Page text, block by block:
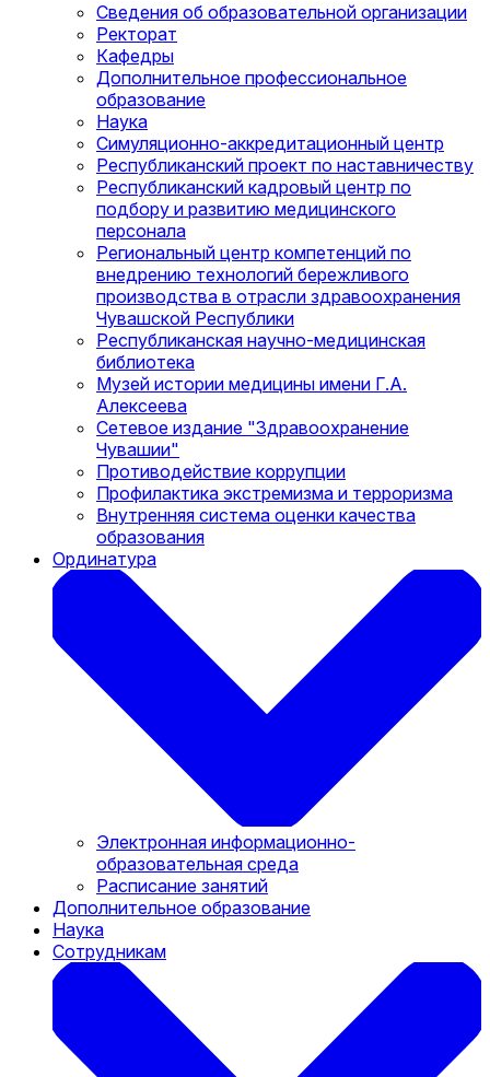
Сведения об образовательной организации
Ректорат
Кафедры
Дополнительное профессиональное
образование
Наука
Симуляционно-аккредитационный центр
Республиканский проект по наставничеству
Республиканский кадровый центр по
подбору и развитию медицинского
персонала
Региональный центр компетенций по
внедрению технологий бережливого
производства в отрасли здравоохранения
Чувашской Республики
Республиканская научно-медицинская
библиотека
Музей истории медицины имени Г.А.
Алексеева
Сетевое издание "Здравоохранение
Чувашии"
Противодействие коррупции
Профилактика экстремизма и терроризма
Внутренняя система оценки качества
образования
Ординатура
Электронная информационно-
образовательная среда
Расписание занятий
Дополнительное образование
Наука
Сотрудникам